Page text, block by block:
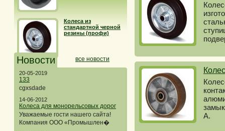
A.
Колеса из
стандартной черной
резины (профи)
Новости все новости
20-05-2019
133
cgxsdade
14-06-2012
Колеса для монорельсовых дорог
Уважаемые гости нашего сайта!
Компания ООО «Промышлен�